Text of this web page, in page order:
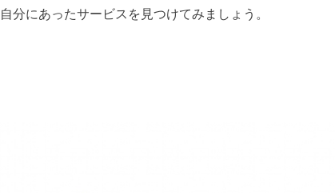
分にあったサービスを見つけてみましょう。